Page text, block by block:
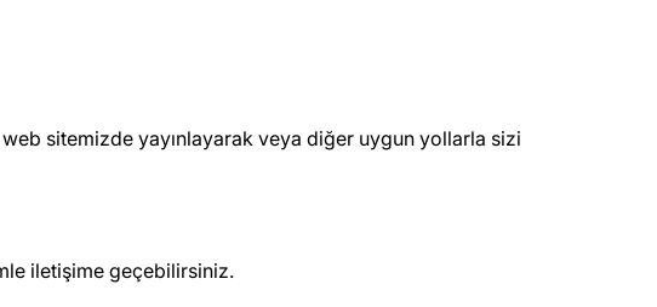
sitemizde yayınlayarak veya diğer uygun yollarla sizi
iletişime geçebilirsiniz.